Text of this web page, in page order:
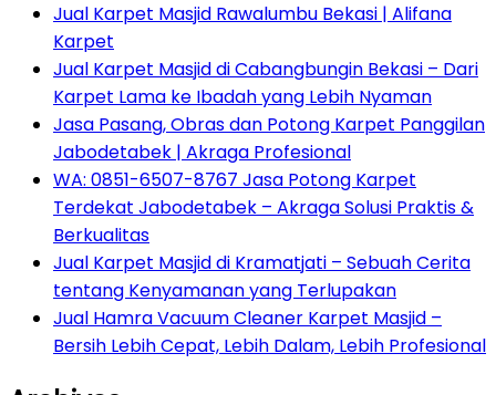
Jual Karpet Masjid Rawalumbu Bekasi | Alifana
Karpet
Jual Karpet Masjid di Cabangbungin Bekasi – Dari
Karpet Lama ke Ibadah yang Lebih Nyaman
Jasa Pasang, Obras dan Potong Karpet Panggilan
Jabodetabek | Akraga Profesional
WA: 0851-6507-8767 Jasa Potong Karpet
Terdekat Jabodetabek – Akraga Solusi Praktis &
Berkualitas
Jual Karpet Masjid di Kramatjati – Sebuah Cerita
tentang Kenyamanan yang Terlupakan
Jual Hamra Vacuum Cleaner Karpet Masjid –
Bersih Lebih Cepat, Lebih Dalam, Lebih Profesional